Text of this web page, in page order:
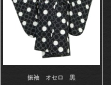
振袖 オセロ 黒